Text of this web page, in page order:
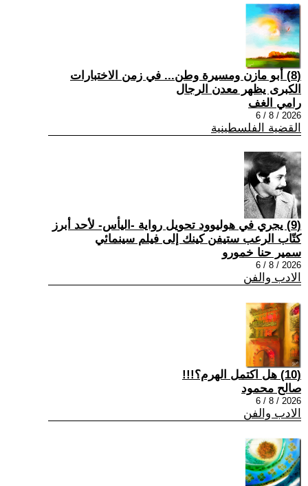
(8) أبو مازن ومسيرة وطن... في زمن الاختبارات
الكبرى يظهر معدن الرجال
رامي الغف
2026 / 8 / 6
القضية الفلسطينية
(9) يجري في هوليوود تحويل رواية -اليأس- لأحد أبرز
كتّاب الرعب ستيفن كينك إلى فيلم سينمائي
سمير حنا خمورو
2026 / 8 / 6
الادب والفن
(10) هل اكتمل الهرم؟!!!
صالح محمود
2026 / 8 / 6
الادب والفن